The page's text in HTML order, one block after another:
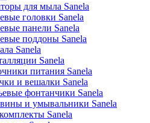
для мыла Sanela
головки Sanela
панели Sanela
поддоны Sanela
Sanela
Sanela
питания Sanela
и вешалки Sanela
фонтанчики Sanela
и умывальники Sanela
Sanela